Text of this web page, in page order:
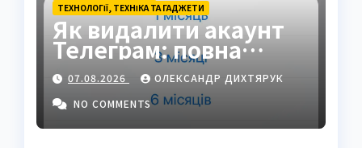
ТЕХНОЛОГІЇ, ТЕХНІКА ТА ГАДЖЕТИ
Як видалити акаунт
Телеграм: повна
інструкція на 2026 рік
07.08.2026
ОЛЕКСАНДР ДИХТЯРУК
NO COMMENTS